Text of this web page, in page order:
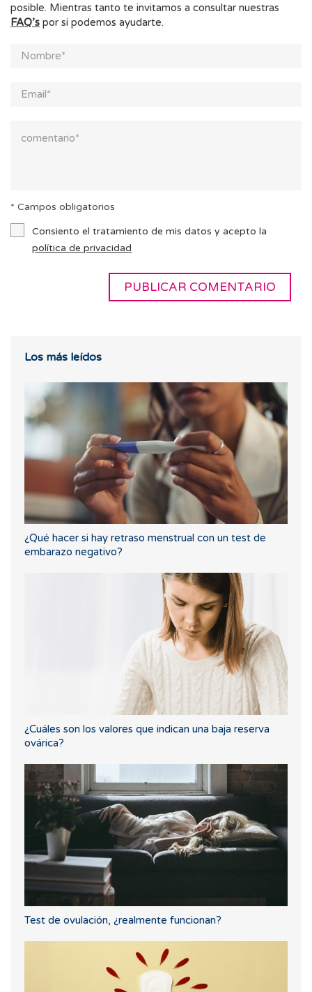
posible. Mientras tanto te invitamos a consultar nuestras
FAQ’s por si podemos ayudarte.
* Campos obligatorios
Consiento el tratamiento de mis datos y acepto la
política de privacidad
Los más leídos
¿Qué hacer si hay retraso menstrual con un test de
embarazo negativo?
¿Cuáles son los valores que indican una baja reserva
ovárica?
Test de ovulación, ¿realmente funcionan?